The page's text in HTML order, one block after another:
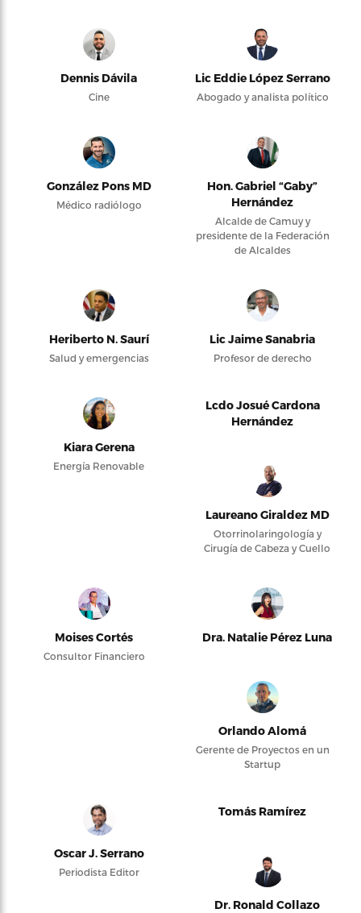
Dennis Dávila
Cine
Lic Eddie López Serrano
Abogado y analista político
González Pons MD
Médico radiólogo
Hon. Gabriel “Gaby”
Hernández
Alcalde de Camuy y
presidente de la Federación
de Alcaldes
Heriberto N. Saurí
Salud y emergencias
Lic Jaime Sanabria
Profesor de derecho
Kiara Gerena
Energía Renovable
Lcdo Josué Cardona
Hernández
Laureano Giraldez MD
Otorrinolaringología y
Cirugía de Cabeza y Cuello
Moises Cortés
Consultor Financiero
Dra. Natalie Pérez Luna
Orlando Alomá
Gerente de Proyectos en un
Startup
Oscar J. Serrano
Periodista Editor
Tomás Ramírez
Dr. Ronald Collazo